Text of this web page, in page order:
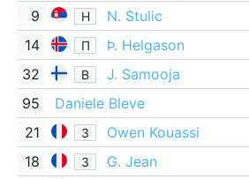
9 Н N. Stulic
14 П Þ. Helgason
32 В
J. Samooja
95
Daniele Bleve
21
З
Owen Kouassi
18
З
G. Jean